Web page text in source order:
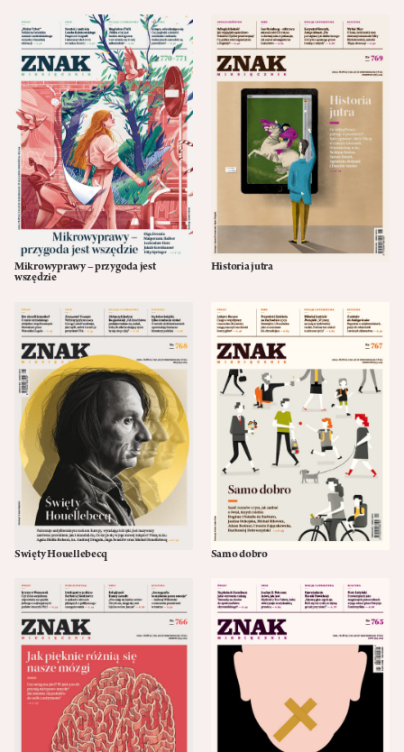
07/19
Mikrowyprawy – przygoda jest
wszędzie
06/19
Historia jutra
05/19
Święty Houellebecq 04/19
Samo dobro